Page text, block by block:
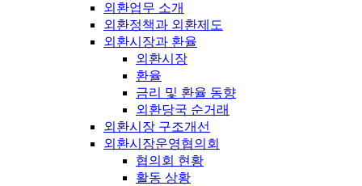
외환업무 소개
외환정책과 외환제도
외환시장과 환율
외환시장
환율
금리 및 환율 동향
외환당국 순거래
외환시장 구조개선
외환시장운영협의회
협의회 현황
활동 상황